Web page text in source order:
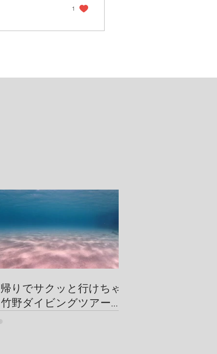
1
りでサクッと行けちゃ
野ダイビングツアー